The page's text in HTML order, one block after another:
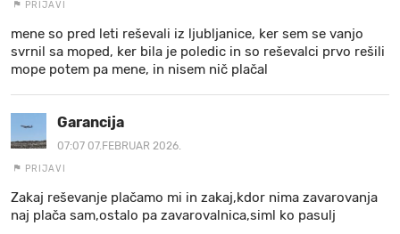
PRIJAVI
mene so pred leti reševali iz ljubljanice, ker sem se vanjo
svrnil sa moped, ker bila je poledic in so reševalci prvo rešili
mope potem pa mene, in nisem nič plačal
Garancija
07:07 07.FEBRUAR 2026.
PRIJAVI
Zakaj reševanje plačamo mi in zakaj,kdor nima zavarovanja
naj plača sam,ostalo pa zavarovalnica,siml ko pasulj